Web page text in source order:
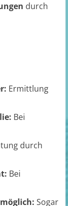
durch
Ermittlung
Bei
durch
Bei
Sogar